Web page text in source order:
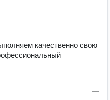
качественно свою
—